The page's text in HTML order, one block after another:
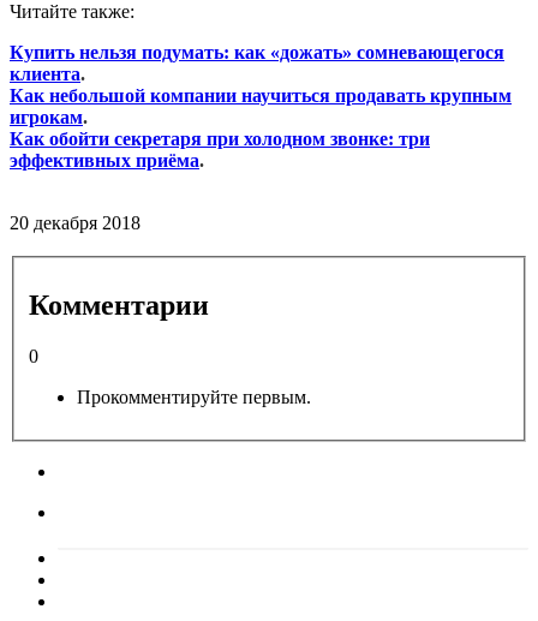
Читайте также:
Купить нельзя подумать: как «дожать» сомневающегося
клиента.
Как небольшой компании научиться продавать крупным
игрокам.
Как обойти секретаря при холодном звонке: три
эффективных приёма.
20 декабря 2018
Комментарии
0
Прокомментируйте первым.